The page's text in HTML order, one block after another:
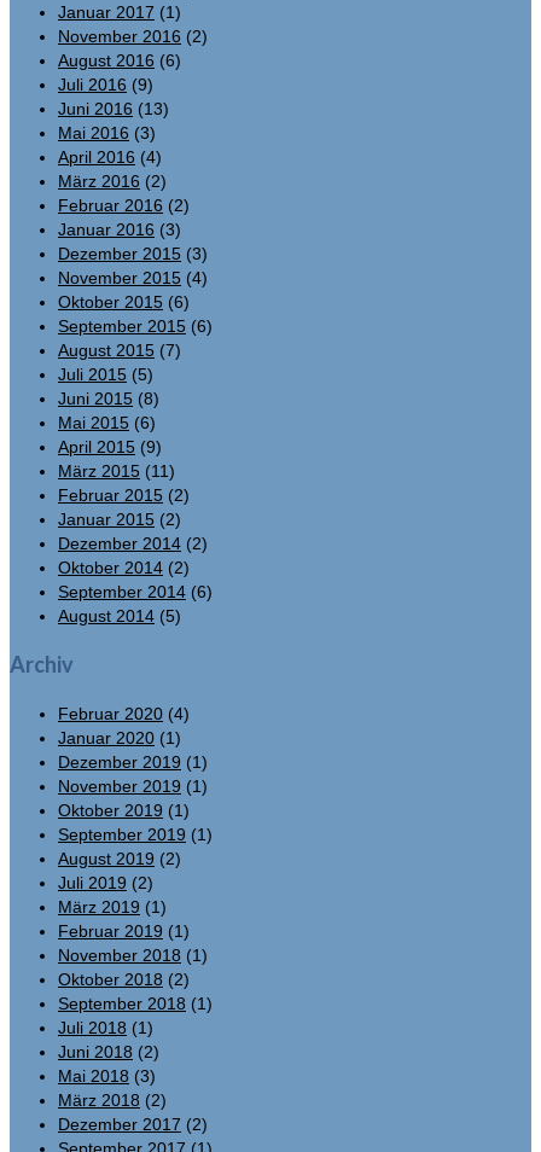
Januar 2017 (1)
November 2016 (2)
August 2016 (6)
Juli 2016 (9)
Juni 2016 (13)
Mai 2016 (3)
April 2016 (4)
März 2016 (2)
Februar 2016 (2)
Januar 2016 (3)
Dezember 2015 (3)
November 2015 (4)
Oktober 2015 (6)
September 2015 (6)
August 2015 (7)
Juli 2015 (5)
Juni 2015 (8)
Mai 2015 (6)
April 2015 (9)
März 2015 (11)
Februar 2015 (2)
Januar 2015 (2)
Dezember 2014 (2)
Oktober 2014 (2)
September 2014 (6)
August 2014 (5)
Archiv
Februar 2020 (4)
Januar 2020 (1)
Dezember 2019 (1)
November 2019 (1)
Oktober 2019 (1)
September 2019 (1)
August 2019 (2)
Juli 2019 (2)
März 2019 (1)
Februar 2019 (1)
November 2018 (1)
Oktober 2018 (2)
September 2018 (1)
Juli 2018 (1)
Juni 2018 (2)
Mai 2018 (3)
März 2018 (2)
Dezember 2017 (2)